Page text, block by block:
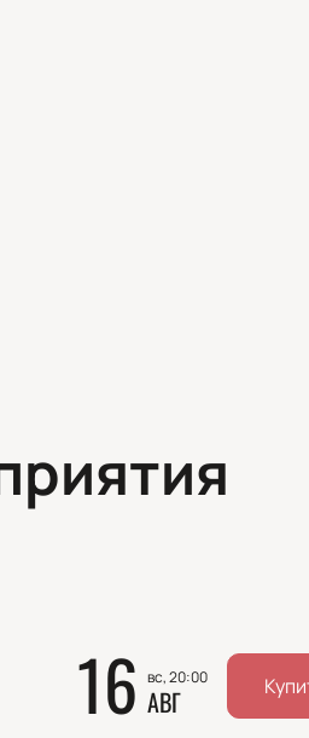
16 вс, 20:00
АВГ